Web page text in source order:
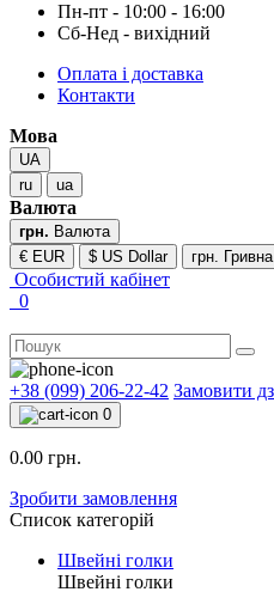
Пн-пт - 10:00 - 16:00
Сб-Нед - вихідний
Оплата і доставка
Контакти
Мова
UA
ru
ua
Валюта
грн. Валюта
€ EUR
$ US Dollar грн. Гривна
Особистий кабінет
0
+38 (099) 206-22-42
0.00 грн.
Зробити замовлення
Список категорій